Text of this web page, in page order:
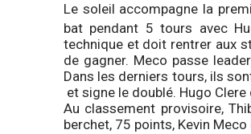
Le soleil accompagne la
bat pendant 5 tours avec
technique et doit rentrer aux
de gagner. Meco passe
Dans les derniers tours, ils
et signe le doublé. Hugo
Au classement provisoire,
berchet, 75 points, Kevin